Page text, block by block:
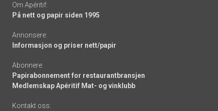
Om Apéritif:
På nett og papir siden 1995
Annonsere:
Informasjon og priser nett/papir
Abonnere:
Papirabonnement for restaurantbransjen
Medlemskap Apéritif Mat- og vinklubb
Kontakt oss: